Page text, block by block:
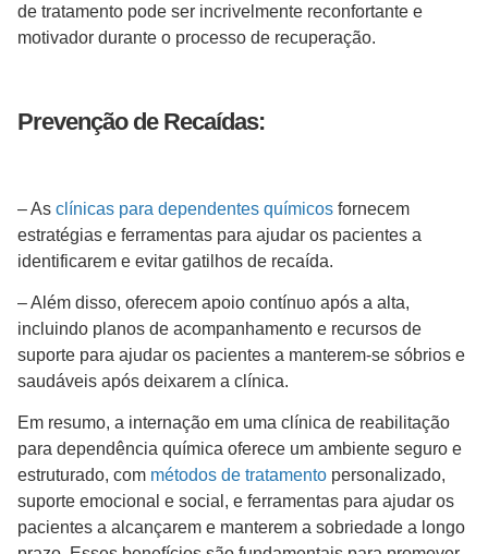
de tratamento pode ser incrivelmente reconfortante e
motivador durante o processo de recuperação.
Prevenção de Recaídas:
– As clínicas para dependentes químicos fornecem
estratégias e ferramentas para ajudar os pacientes a
identificarem e evitar gatilhos de recaída.
– Além disso, oferecem apoio contínuo após a alta,
incluindo planos de acompanhamento e recursos de
suporte para ajudar os pacientes a manterem-se sóbrios e
saudáveis após deixarem a clínica.
Em resumo, a internação em uma clínica de reabilitação
para dependência química oferece um ambiente seguro e
estruturado, com métodos de tratamento personalizado,
suporte emocional e social, e ferramentas para ajudar os
pacientes a alcançarem e manterem a sobriedade a longo